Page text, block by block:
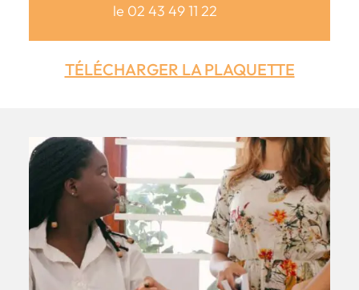
le 02 43 49 11 22
TÉLÉCHARGER LA PLAQUETTE